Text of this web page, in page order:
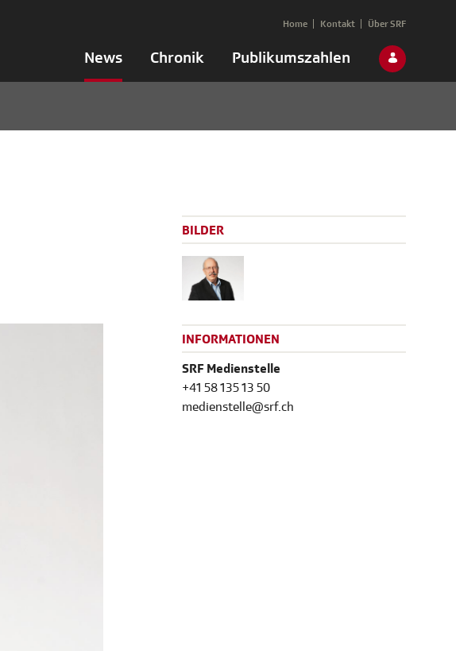
News Chronik Publikumszahlen
Home Kontakt Über SRF
BILDER
INFORMATIONEN
SRF Medienstelle
+41 58 135 13 50
medienstelle@srf.ch